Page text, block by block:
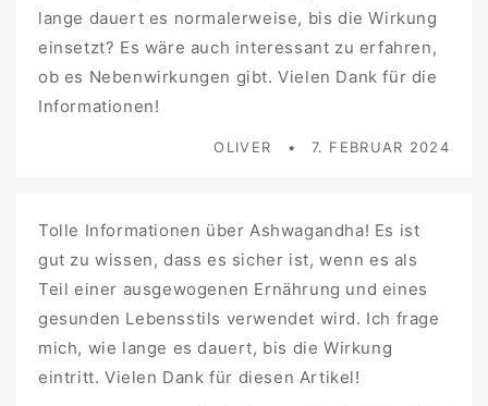
lange dauert es normalerweise, bis die Wirkung
einsetzt? Es wäre auch interessant zu erfahren,
ob es Nebenwirkungen gibt. Vielen Dank für die
Informationen!
OLIVER 7. FEBRUAR 2024
Tolle Informationen über Ashwagandha! Es ist
gut zu wissen, dass es sicher ist, wenn es als
Teil einer ausgewogenen Ernährung und eines
gesunden Lebensstils verwendet wird. Ich frage
mich, wie lange es dauert, bis die Wirkung
eintritt. Vielen Dank für diesen Artikel!